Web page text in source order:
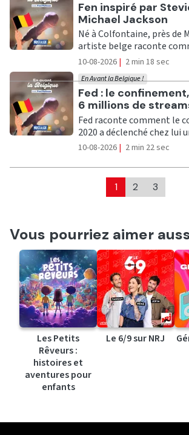
Ecouter
Fen inspiré par
Michael Jackson
Né à Colfontaine, près de
artiste belge raconte
10-08-2026 | 2 min 18 sec
Ecouter
Fed : le
6 millions de
En Avant la Belgique !
Fed raconte comment le
2020 a déclenché chez lui
10-08-2026 | 2 min 22 sec
1 2 3
Vous pourriez aimer
Les Petits
Rêveurs :
histoires et
aventures pour
enfants
Le 6/9 sur NRJ